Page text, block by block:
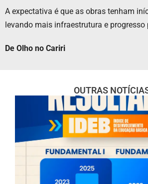
A expectativa é que as obras tenham
levando mais infraestrutura e progresso
De Olho no Cariri
OUTRAS